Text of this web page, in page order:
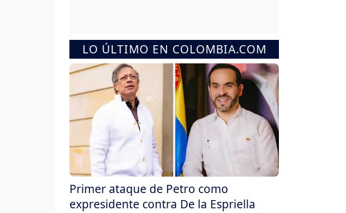
LO ÚLTIMO EN COLOMBIA.COM
Primer ataque de Petro como
expresidente contra De la Espriella